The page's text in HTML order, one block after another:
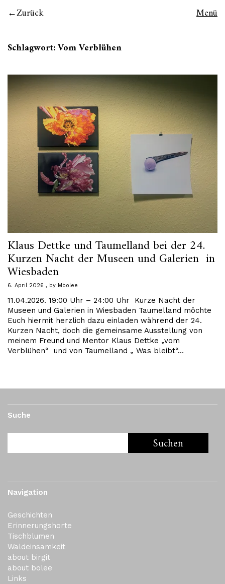
Zurück Menü
Schlagwort:Vom Verblühen
Klaus Dettke und Taumelland bei der 24.
Kurzen Nacht der Museen und Galerien in
Wiesbaden
6. April 2026 by Mbolee
11.04.2026. 19:00 Uhr – 24:00 Uhr Kurze Nacht der
Museen und Galerien in Wiesbaden Taumelland möchte
Euch hiermit herzlich dazu einladen während der 24.
Kurzen Nacht, doch die gemeinsame Ausstellung von
meinem Freund und Mentor Klaus Dettke „vom
Verblühen“ und von Taumelland „ Was bleibt“…
Suche
Navigation
Geschichten
Erinnerungshorte
Tischblumen
Waldeinsamkeit
about birgit
about bolee
Links